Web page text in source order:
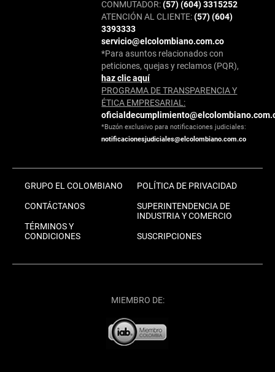
CONMUTADOR:(57) (604) 3315252
ATENCIÓN AL CLIENTE:(57) (604)
3393333
servicio@elcolombiano.com.co
*Para asuntos relacionados con
peticiones, quejas y reclamos (PQR),
haz clic aquí
PROGRAMA DE TRANSPARENCIA Y
ÉTICA EMPRESARIAL:
*Buzón exclusivo para notificaciones judiciales:
notificacionesjudiciales@elcolombiano.com.co
GRUPO EL COLOMBIANO
CONTÁCTANOS
TÉRMINOS Y
CONDICIONES
POLÍTICA DE PRIVACIDAD
SUPERINTENDENCIA DE
INDUSTRIA Y COMERCIO
SUSCRIPCIONES
MIEMBRO DE: